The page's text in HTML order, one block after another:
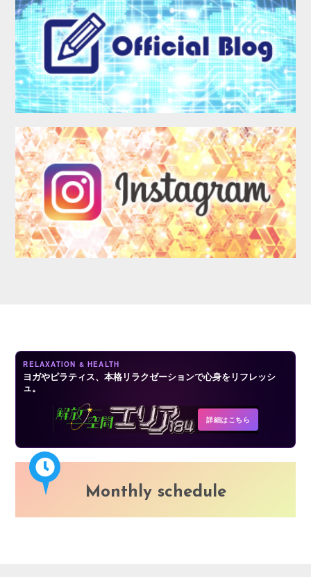
RELAXATION & HEALTH
ヨガやピラティス、本格リラクゼーションで心身をリフレッシ
ュ。
詳細はこちら
Monthly schedule